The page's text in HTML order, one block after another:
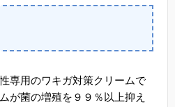
専用のワキガ対策クリームで
が菌の増殖を９９％以上抑え